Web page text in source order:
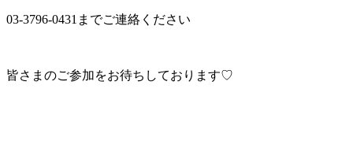
03-3796-0431までご連絡ください
皆さまのご参加をお待ちしております♡